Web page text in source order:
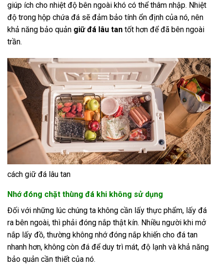
giúp ích cho nhiệt độ bên ngoài khó có thể thâm nhập. Nhiệt
độ trong hộp chứa đá sẽ đảm bảo tính ổn định của nó, nên
khả năng bảo quản giữ đá lâu tan tốt hơn để đã bên ngoài
trần.
cách giữ đá lâu tan
Nhớ đóng chặt thùng đá khi không sử dụng
Đối với những lúc chúng ta không cần lấy thực phẩm, lấy đá
ra bên ngoài, thì phải đóng nắp thật kín. Nhiều người khi mở
nắp lấy đồ, thường không nhớ đóng nắp khiến cho đá tan
nhanh hơn, không còn đá để duy trì mát, độ lạnh và khả năng
bảo quản cần thiết của nó.